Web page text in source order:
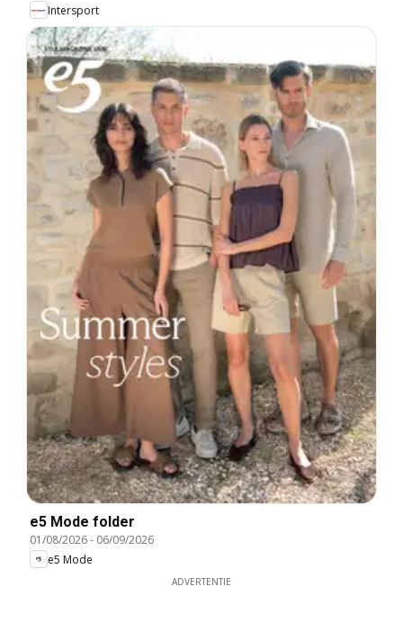
Intersport
e5 Mode folder
01/08/2026- 06/09/2026
e5 Mode
ADVERTENTIE